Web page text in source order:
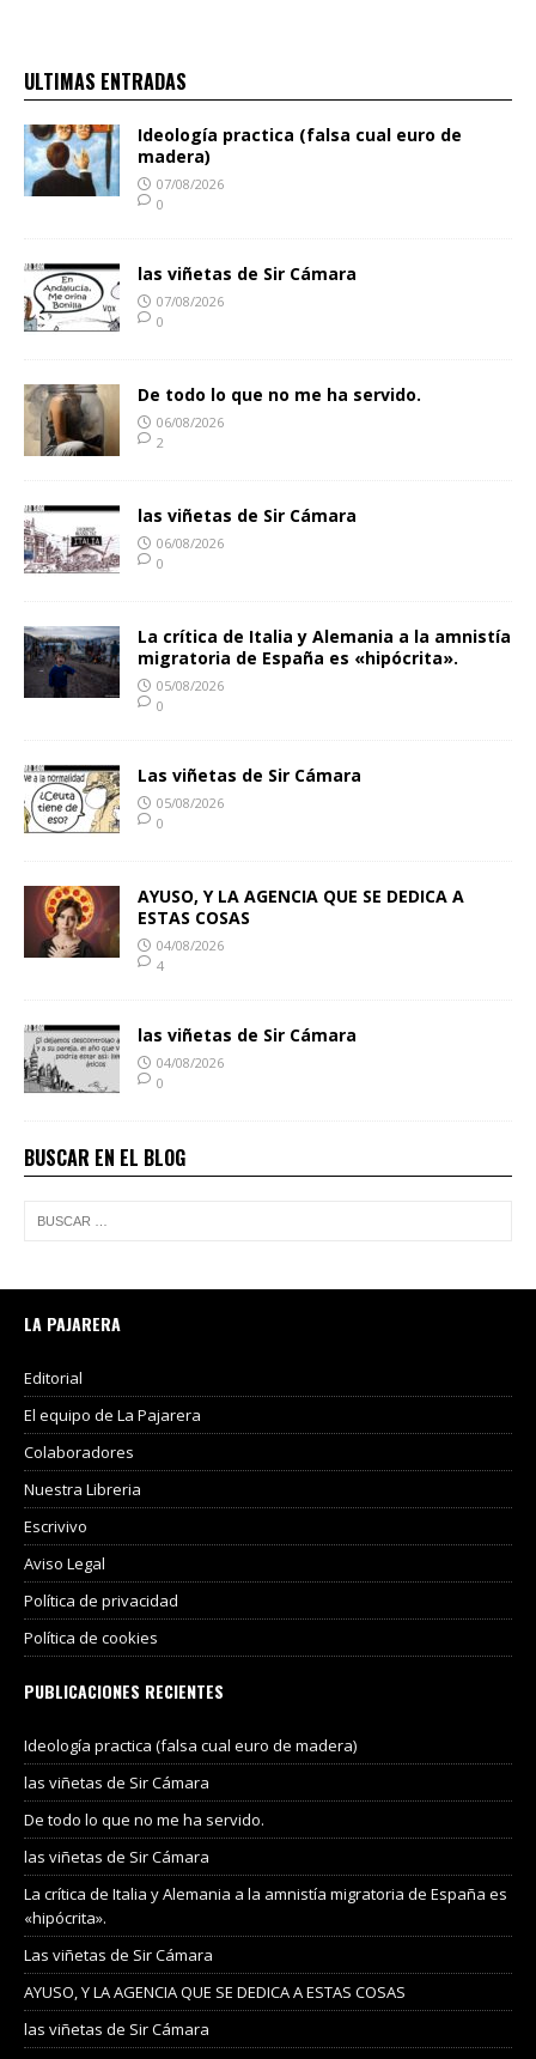
ULTIMAS ENTRADAS
Ideología practica (falsa cual euro de
madera)
07/08/2026
0
las viñetas de Sir Cámara
07/08/2026
0
De todo lo que no me ha servido.
06/08/2026
2
las viñetas de Sir Cámara
06/08/2026
0
La crítica de Italia y Alemania a la amnistía
migratoria de España es «hipócrita».
05/08/2026
0
Las viñetas de Sir Cámara
05/08/2026
0
AYUSO, Y LA AGENCIA QUE SE DEDICA A
ESTAS COSAS
04/08/2026
4
las viñetas de Sir Cámara
04/08/2026
0
BUSCAR EN EL BLOG
LA PAJARERA
Editorial
El equipo de La Pajarera
Colaboradores
Nuestra Libreria
Escrivivo
Aviso Legal
Política de privacidad
Política de cookies
PUBLICACIONES RECIENTES
Ideología practica (falsa cual euro de madera)
las viñetas de Sir Cámara
De todo lo que no me ha servido.
las viñetas de Sir Cámara
La crítica de Italia y Alemania a la amnistía migratoria de España es
«hipócrita».
Las viñetas de Sir Cámara
AYUSO, Y LA AGENCIA QUE SE DEDICA A ESTAS COSAS
las viñetas de Sir Cámara